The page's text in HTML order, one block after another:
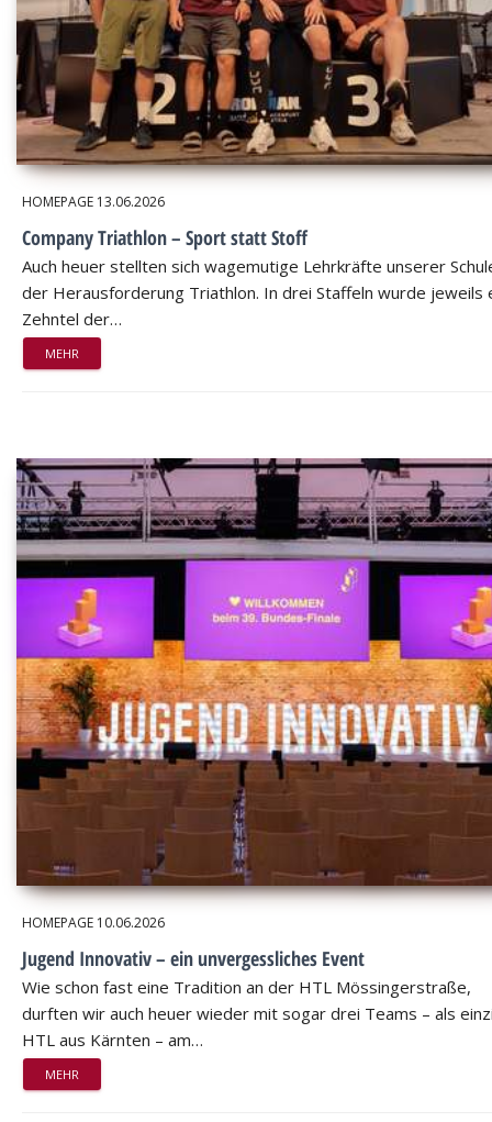
HOMEPAGE 13.06.2026
Company Triathlon – Sport statt Stoff
Auch heuer stellten sich wagemutige Lehrkräfte unserer
der Herausforderung Triathlon. In drei Staffeln wurde jeweils
Zehntel der…
MEHR
HOMEPAGE 10.06.2026
Jugend Innovativ – ein unvergessliches Event
Wie schon fast eine Tradition an der HTL Mössingerstraße,
durften wir auch heuer wieder mit sogar drei Teams – als
HTL aus Kärnten – am…
MEHR